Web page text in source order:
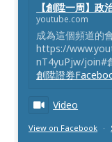
【創陞一周】
youtube.com
成為這個頻道的
https://
nT4yuPjw/join#
創陞證券
Video
View on Facebook ·